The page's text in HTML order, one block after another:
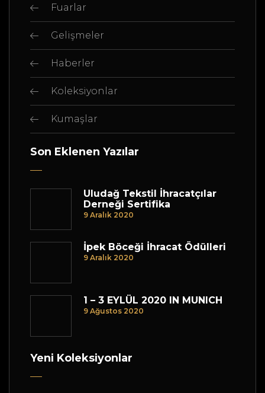
Fuarlar
Gelişmeler
Haberler
Koleksiyonlar
Kumaşlar
Son Eklenen Yazılar
Uludağ Tekstil İhracatçılar
Derneği Sertifika
9 Aralık 2020
İpek Böceği İhracat Ödülleri
9 Aralık 2020
1 – 3 EYLÜL 2020 IN MUNICH
9 Ağustos 2020
Yeni Koleksiyonlar